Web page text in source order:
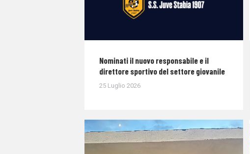
Nominati il nuovo responsabile e il
direttore sportivo del settore giovanile
25 Luglio 2026